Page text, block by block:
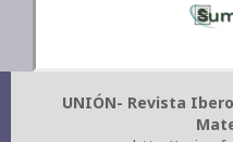
UNIÓN- Revista